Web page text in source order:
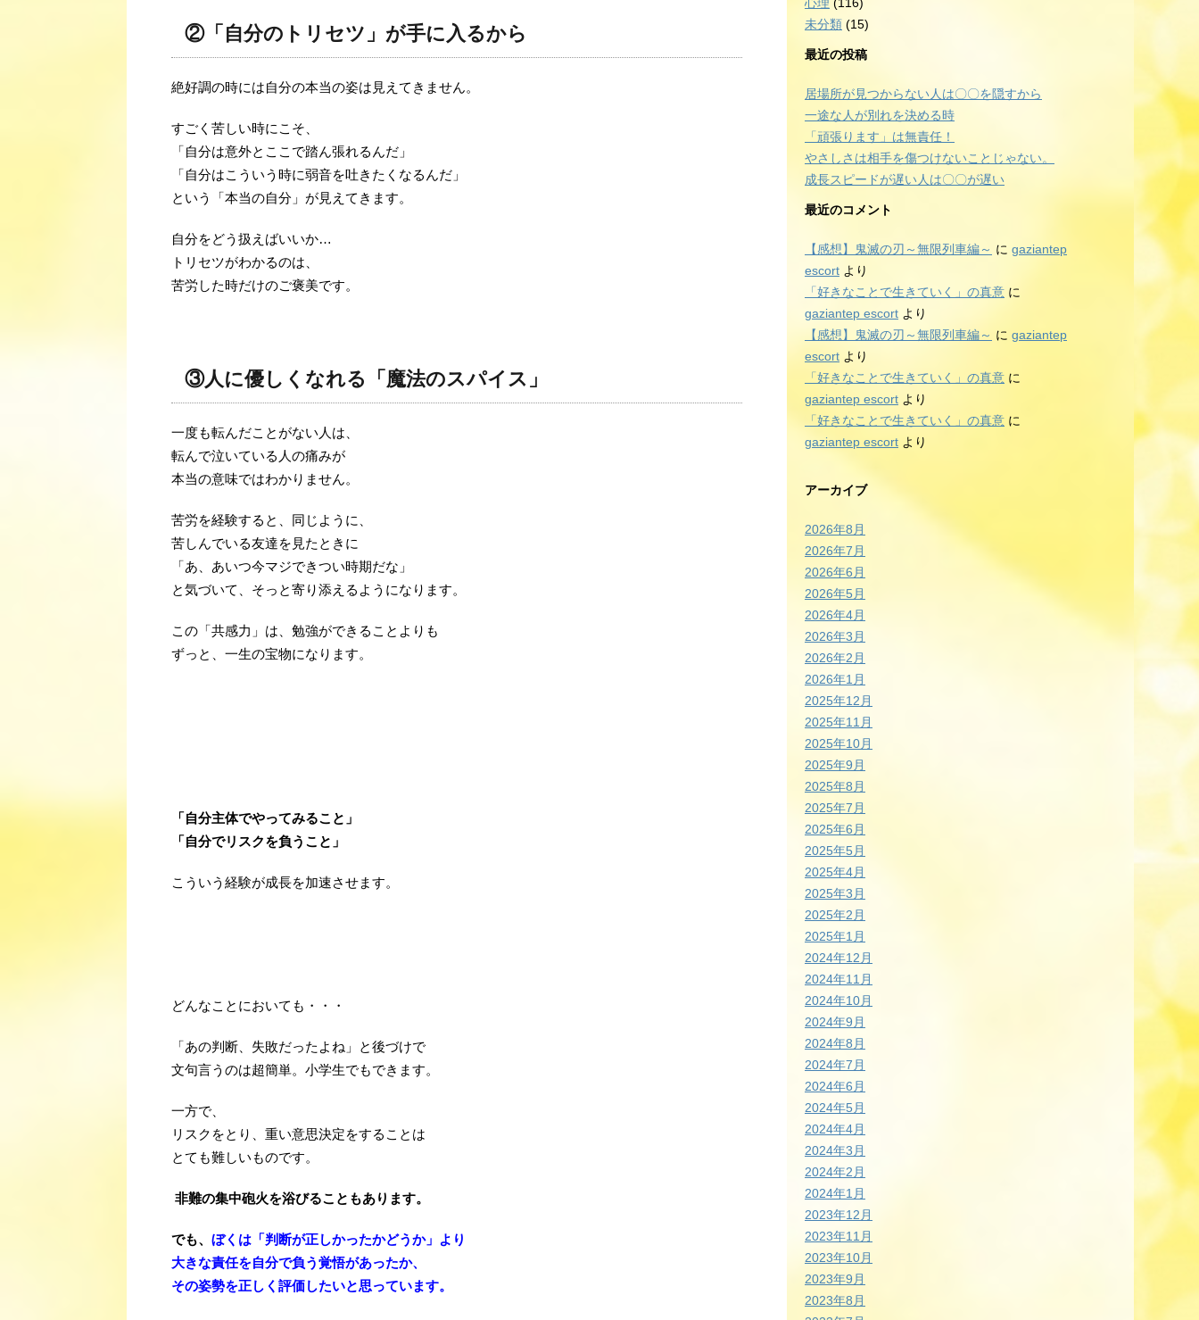
②「自分のトリセツ」が手に入るから
絶好調の時には自分の本当の姿は見えてきません。
すごく苦しい時にこそ、
「自分は意外とここで踏ん張れるんだ」
「自分はこういう時に弱音を吐きたくなるんだ」
という「本当の自分」が見えてきます。
自分をどう扱えばいいか…
トリセツがわかるのは、
苦労した時だけのご褒美です。
③人に優しくなれる「魔法のスパイス」
一度も転んだことがない人は、
転んで泣いている人の痛みが
本当の意味ではわかりません。
苦労を経験すると、同じように、
苦しんでいる友達を見たときに
「あ、あいつ今マジできつい時期だな」
と気づいて、そっと寄り添えるようになります。
この「共感力」は、勉強ができることよりも
ずっと、一生の宝物になります。
「自分主体でやってみること」
「自分でリスクを負うこと」
こういう経験が成長を加速させます。
どんなことにおいても・・・
「あの判断、失敗だったよね」と後づけで
文句言うのは超簡単。小学生でもできます。
一方で、
リスクをとり、重い意思決定をすることは
とても難しいものです。
非難の集中砲火を浴びることもあります。
でも、 ぼくは「判断が正しかったかどうか」より
大きな責任を自分で負う覚悟があったか、
その姿勢を正しく評価したいと思っています。
未分類 (15)
最近の投稿
居場所が見つからない人は〇〇を隠すから
一途な人が別れを決める時
「頑張ります」は無責任！
やさしさは相手を傷つけないことじゃない。
成長スピードが遅い人は〇〇が遅い
最近のコメント
【感想】鬼滅の刃～無限列車編～ に gaziantep
escort より
「好きなことで生きていく」の真意 に
gaziantep escort より
【感想】鬼滅の刃～無限列車編～ に gaziantep
escort より
「好きなことで生きていく」の真意 に
gaziantep escort より
「好きなことで生きていく」の真意 に
gaziantep escort より
アーカイブ
2026年8月
2026年7月
2026年6月
2026年5月
2026年4月
2026年3月
2026年2月
2026年1月
2025年12月
2025年11月
2025年10月
2025年9月
2025年8月
2025年7月
2025年6月
2025年5月
2025年4月
2025年3月
2025年2月
2025年1月
2024年12月
2024年11月
2024年10月
2024年9月
2024年8月
2024年7月
2024年6月
2024年5月
2024年4月
2024年3月
2024年2月
2024年1月
2023年12月
2023年11月
2023年10月
2023年9月
2023年8月